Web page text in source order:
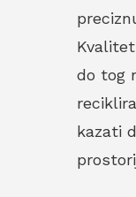
do tog
kazati